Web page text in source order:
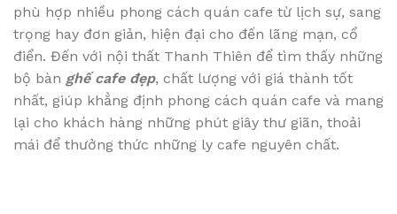
phù hợp nhiều phong cách quán cafe từ lịch sự, sang
trọng hay đơn giản, hiện đại cho đến lãng mạn, cổ
điển. Đến với nội thất Thanh Thiên để tìm thấy những
bộ bàn ghế cafe đẹp, chất lượng với giá thành tốt
nhất, giúp khẳng định phong cách quán cafe và mang
lại cho khách hàng những phút giây thư giãn, thoải
mái để thưởng thức những ly cafe nguyên chất.